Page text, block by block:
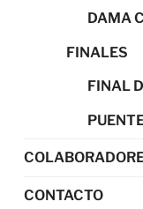
DAMA
FINALES
FINAL
CONTACTO